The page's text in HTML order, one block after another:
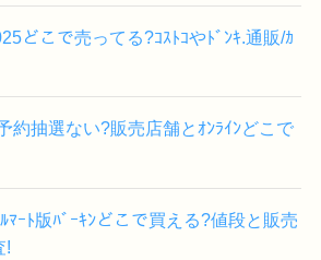
どこで売ってる?ｺｽﾄｺやﾄﾞﾝｷ.通販/ｶ
約抽選ない?販売店舗とｵﾝﾗｲﾝどこで
ﾙﾏｰﾄ版ﾊﾞｰｷﾝどこで買える?値段と販売
!